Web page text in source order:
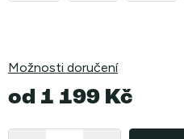
Možnosti doručení
od 1 199 Kč
cena: